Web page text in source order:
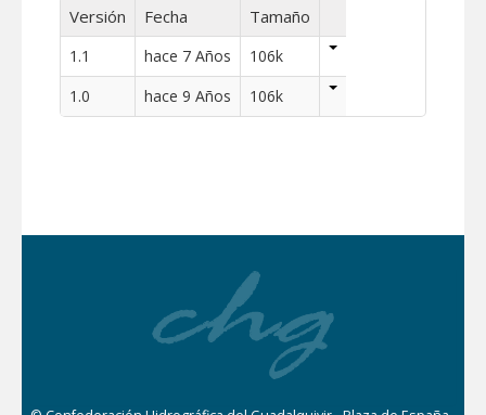
Versión Fecha Tamaño
1.1 hace 7 Años
106k
1.0
hace 9 Años 106k